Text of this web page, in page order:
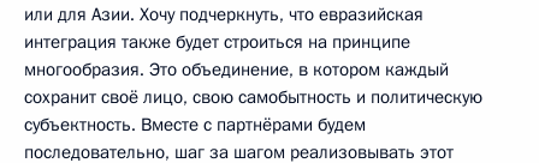
или для Азии. Хочу подчеркнуть, что евразийская
интеграция также будет строиться на принципе
многообразия. Это объединение, в котором каждый
сохранит своё лицо, свою самобытность и политическую
субъектность. Вместе с партнёрами будем
последовательно, шаг за шагом реализовывать этот